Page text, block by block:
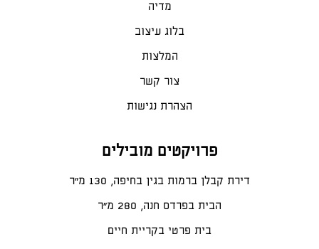
מדיה
בלוג עיצוב
המלצות
צור קשר
הצהרת נגישות
פרויקטים מובילים
דירת קבלן ברמות בגין בחיפה, 130 מ"ר
הבית בפרדס חנה, 280 מ״ר
בית פרטי בקריית חיים